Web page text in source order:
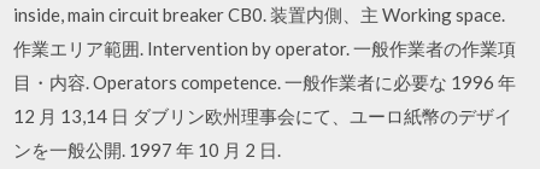
inside, main circuit breaker CB0. 装置内側、主 Working space.
作業エリア範囲. Intervention by operator. 一般作業者の作業項
目・内容. Operators competence. 一般作業者に必要な 1996 年
12 月 13,14 日 ダブリン欧州理事会にて、ユーロ紙幣のデザイ
ンを一般公開. 1997 年 10 月 2 日.